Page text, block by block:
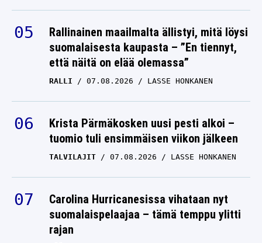
Rallinainen maailmalta ällistyi, mitä löysi
suomalaisesta kaupasta – ”En tiennyt,
että näitä on elää olemassa”
RALLI 07.08.2026 LASSE HONKANEN
Krista Pärmäkosken uusi pesti alkoi –
tuomio tuli ensimmäisen viikon jälkeen
TALVILAJIT 07.08.2026 LASSE HONKANEN
Carolina Hurricanesissa vihataan nyt
suomalaispelaajaa – tämä temppu ylitti
rajan